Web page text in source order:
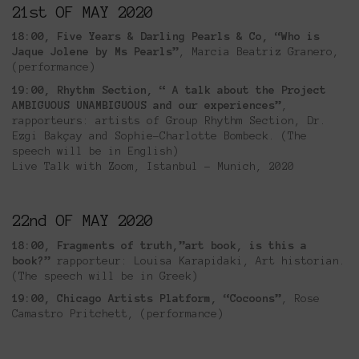
21st OF MAY 2020
18:00, Five Years & Darling Pearls & Co, “Who is
Jaque Jolene by Ms Pearls” , Marcia Beatriz Granero,
(performance)
19:00, Rhythm Section, “ A talk about the Project
AMBIGUOUS UNAMBIGUOUS and our experiences”
rapporteurs: artists of Group Rhythm Section, Dr.
Ezgi Bakçay and Sophie-Charlotte Bombeck. (Τhe
speech will be in English)
Live Talk with Zoom, Istanbul – Munich, 2020
22nd OF MAY 2020
18:00, Fragments of truth,”art book, is this a
book?” rapporteur: Louisa Karapidaki, Art historian.
(Τhe speech will be in Greek)
19:00, Chicago Artists Platform, “Cocoons” , Rose
Camastro Pritchett, (performance)